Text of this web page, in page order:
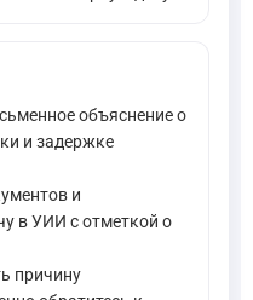
объяснение о
и задержке
и
в УИИ с отметкой о
причину